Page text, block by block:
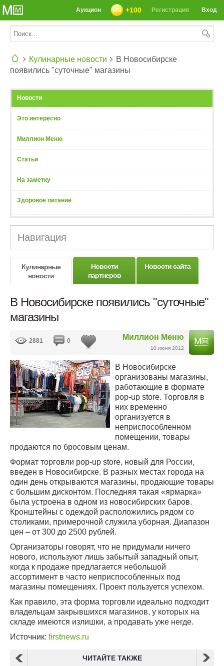
Вход
Регистрация
+100
Аукцион
Кулинарные новости
В Новосибирске
появились "суточные" магазины
Новости
Это интересно
Миллион Меню
Статьи
На заметку
Здоровое питание
Навигация
Кулинарные
новости
Новости
партнеров
Новости сайта
В Новосибирске появились "суточные"
магазины
Миллион Меню
10 июня 2012
2881 0
В Новосибирске
организованы магазины,
работающие в формате
pop-up store. Торговля в
них временно
организуется в
неприспособленном
помещении, товары
продаются по бросовым ценам.
Формат торговли pop-up store, новый для России,
введен в Новосибирске. В разных местах города на
один день открываются магазины, продающие товары
с большим дисконтом. Последняя такая «ярмарка»
была устроена в одном из новосибирских баров.
Кронштейны с одеждой расположились рядом со
столиками, примерочной служила уборная. Диапазон
цен – от 300 до 2500 рублей.
Организаторы говорят, что не придумали ничего
нового, используют лишь забытый западный опыт,
когда к продаже предлагается небольшой
ассортимент в часто неприспособленных под
магазины помещениях. Проект пользуется успехом.
Как правило, эта форма торговли идеально подходит
владельцам закрывшихся магазинов, у которых на
складе имеются излишки, а продавать уже негде.
Источник: firstnews.ru
ЧИТАЙТЕ ТАКЖЕ